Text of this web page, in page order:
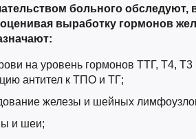
больного обследуют,
выработку гормонов
на уровень гормонов ТТГ, Т4, Т3
антител к ТПО и ТГ;
железы и шейных
и шеи;